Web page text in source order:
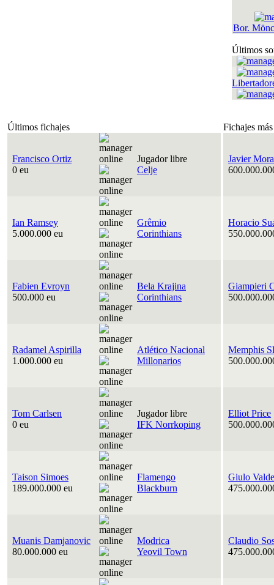
Bor.
Últimos
Últimos fichajes Fichajes
Francisco Ortiz
0 eu
Jugador libre
Celje
Javier
Ian Ramsey
5.000.000 eu
Grêmio
Corinthians
Horacio
Fabien Evroyn
500.000 eu
Bela Krajina
Corinthians
Giampieri
Radamel Aspirilla
1.000.000 eu
Atlético Nacional
Millonarios
Memphis
Tom Carlsen
0 eu
Jugador libre
IFK Norrkoping
Elliot Price
Taison Simoes
189.000.000 eu
Flamengo
Blackburn
Giulo
Muanis Damjanovic
80.000.000 eu
Modrica
Yeovil Town
Claudio